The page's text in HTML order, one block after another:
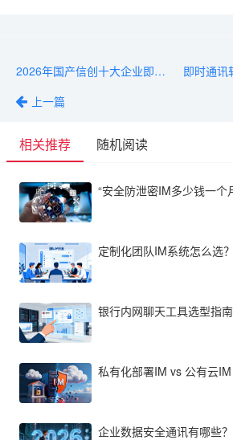
2026年国产信创十大企业即时通讯软件排行榜
上一篇
相关推荐 随机阅读